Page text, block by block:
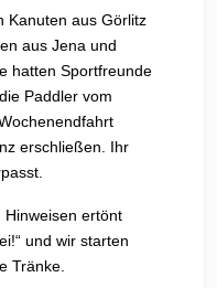
Kanuten aus Görlitz
aus Jena und
hatten Sportfreunde
Paddler vom
erschließen. Ihr
Hinweisen ertönt
und wir starten
Tränke.